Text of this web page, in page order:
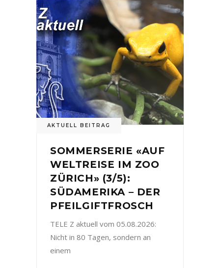
AKTUELL BEITRAG
SOMMERSERIE «AUF
WELTREISE IM ZOO
ZÜRICH» (3/5):
SÜDAMERIKA – DER
PFEILGIFTFROSCH
TELE Z aktuell vom 05.08.2026:
Nicht in 80 Tagen, sondern an
einem